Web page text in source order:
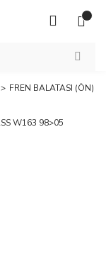
FREN BALATASI (ÖN)